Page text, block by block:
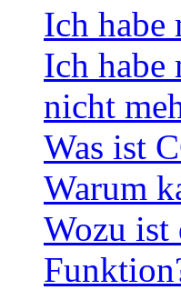
Ich habe
Ich habe
nicht
Was ist
Warum
Wozu ist